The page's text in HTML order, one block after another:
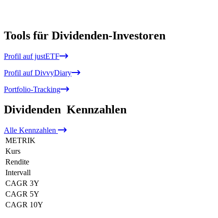
Tools für Dividenden-Investoren
Profil auf justETF
Profil auf DivvyDiary
Portfolio-Tracking
Dividenden Kennzahlen
Alle Kennzahlen
METRIK
Kurs
Rendite
Intervall
CAGR 3Y
CAGR 5Y
CAGR 10Y